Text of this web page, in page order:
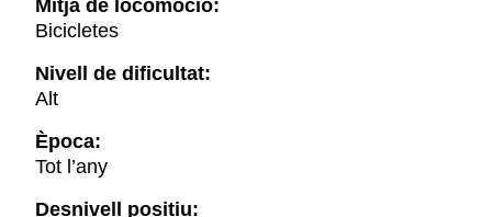
Mitjà de locomoció:
Bicicletes
Nivell de dificultat:
Alt
Època:
Tot l’any
Desnivell positiu: